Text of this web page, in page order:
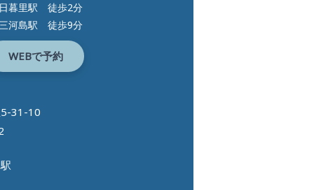
暮里駅 徒歩2分
河島駅 徒歩9分
WEBで予約
31-10